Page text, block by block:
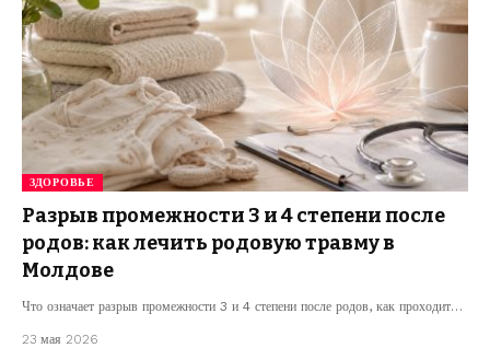
ЗДОРОВЬЕ
Разрыв промежности 3 и 4 степени после
родов: как лечить родовую травму в
Молдове
Что означает разрыв промежности 3 и 4 степени после родов, как проходит…
23 мая 2026